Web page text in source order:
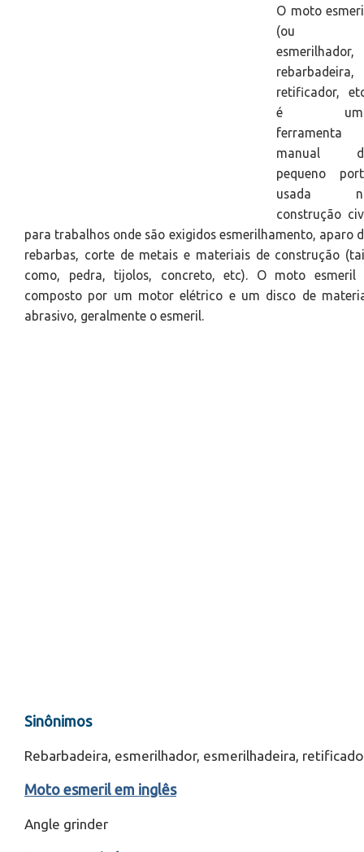
O moto
(ou
esmerilhador,
rebarbadeira,
retificador,
é
ferramenta
manual
pequeno
usada
construção
para trabalhos onde são exigidos esmerilhamento, aparo
rebarbas, corte de metais e materiais de construção
como, pedra, tijolos, concreto, etc). O moto esmeril
composto por um motor elétrico e um disco de
abrasivo, geralmente o esmeril.
Sinônimos
Rebarbadeira, esmerilhador, esmerilhadeira,
Moto esmeril em inglês
Angle grinder